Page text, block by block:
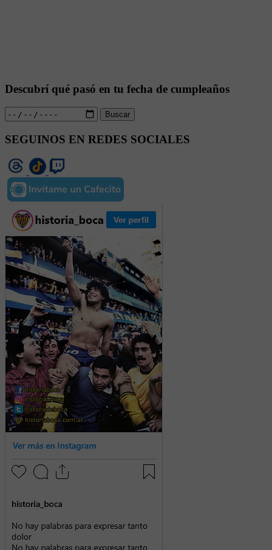
Descubrí qué pasó en tu fecha de cumpleaños
Buscar
SEGUINOS EN REDES SOCIALES